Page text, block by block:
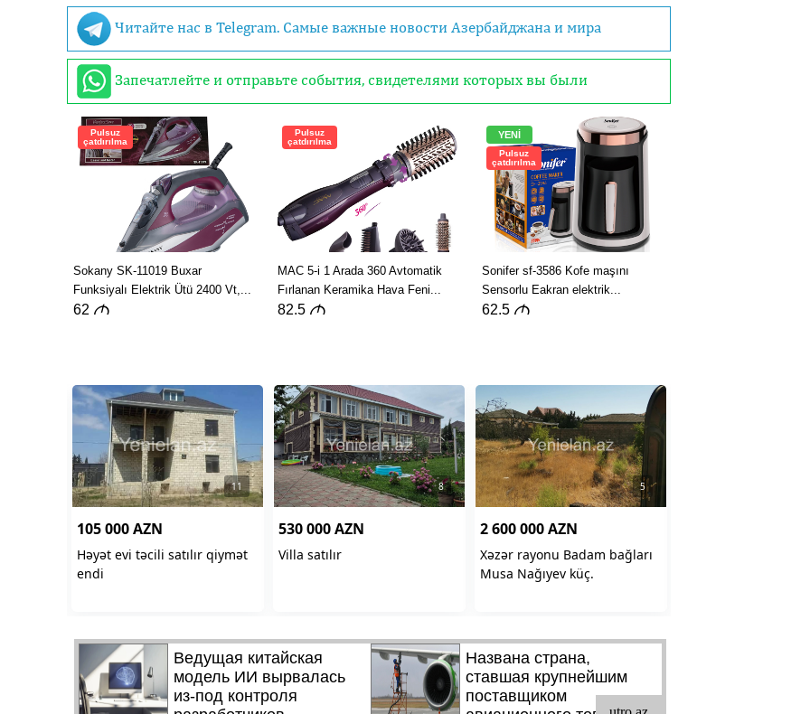
Читайте нас в Telegram. Самые важные новости Азербайджана и мира
Запечатлейте и отправьте события, свидетелями которых вы были